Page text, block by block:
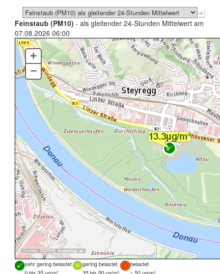
Feinstaub (PM10) - als gleitender 24-Stunden Mittelwert am
07.08.2026 06:00
Quellen: DORIS, basemap.at
+
–
sehr gering belastet gering belastet
belastet